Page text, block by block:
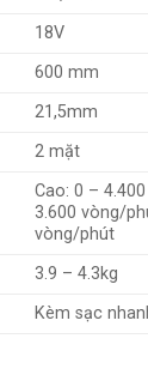
18V
600 mm
21,5mm
2 mặt
Cao: 0 –
3.600 vòng/
vòng/phút
3.9 – 4.3kg
Kèm sạc